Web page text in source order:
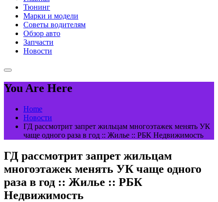
Тюнинг
Марки и модели
Советы водителям
Обзор авто
Запчасти
Новости
You Are Here
Home
Новости
ГД рассмотрит запрет жильцам многоэтажек менять УК
чаще одного раза в год :: Жилье :: РБК Недвижимость
ГД рассмотрит запрет жильцам
многоэтажек менять УК чаще одного
раза в год :: Жилье :: РБК
Недвижимость